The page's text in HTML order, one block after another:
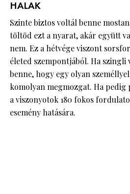
HALAK
Szinte biztos voltál benne
töltöd ezt a nyarat, akár együtt
nem. Ez a hétvége viszont
életed szempontjából. Ha szingli
benne, hogy egy olyan
komolyan megmozgat. Ha pedig
a viszonyotok 180 fokos
esemény hatására.